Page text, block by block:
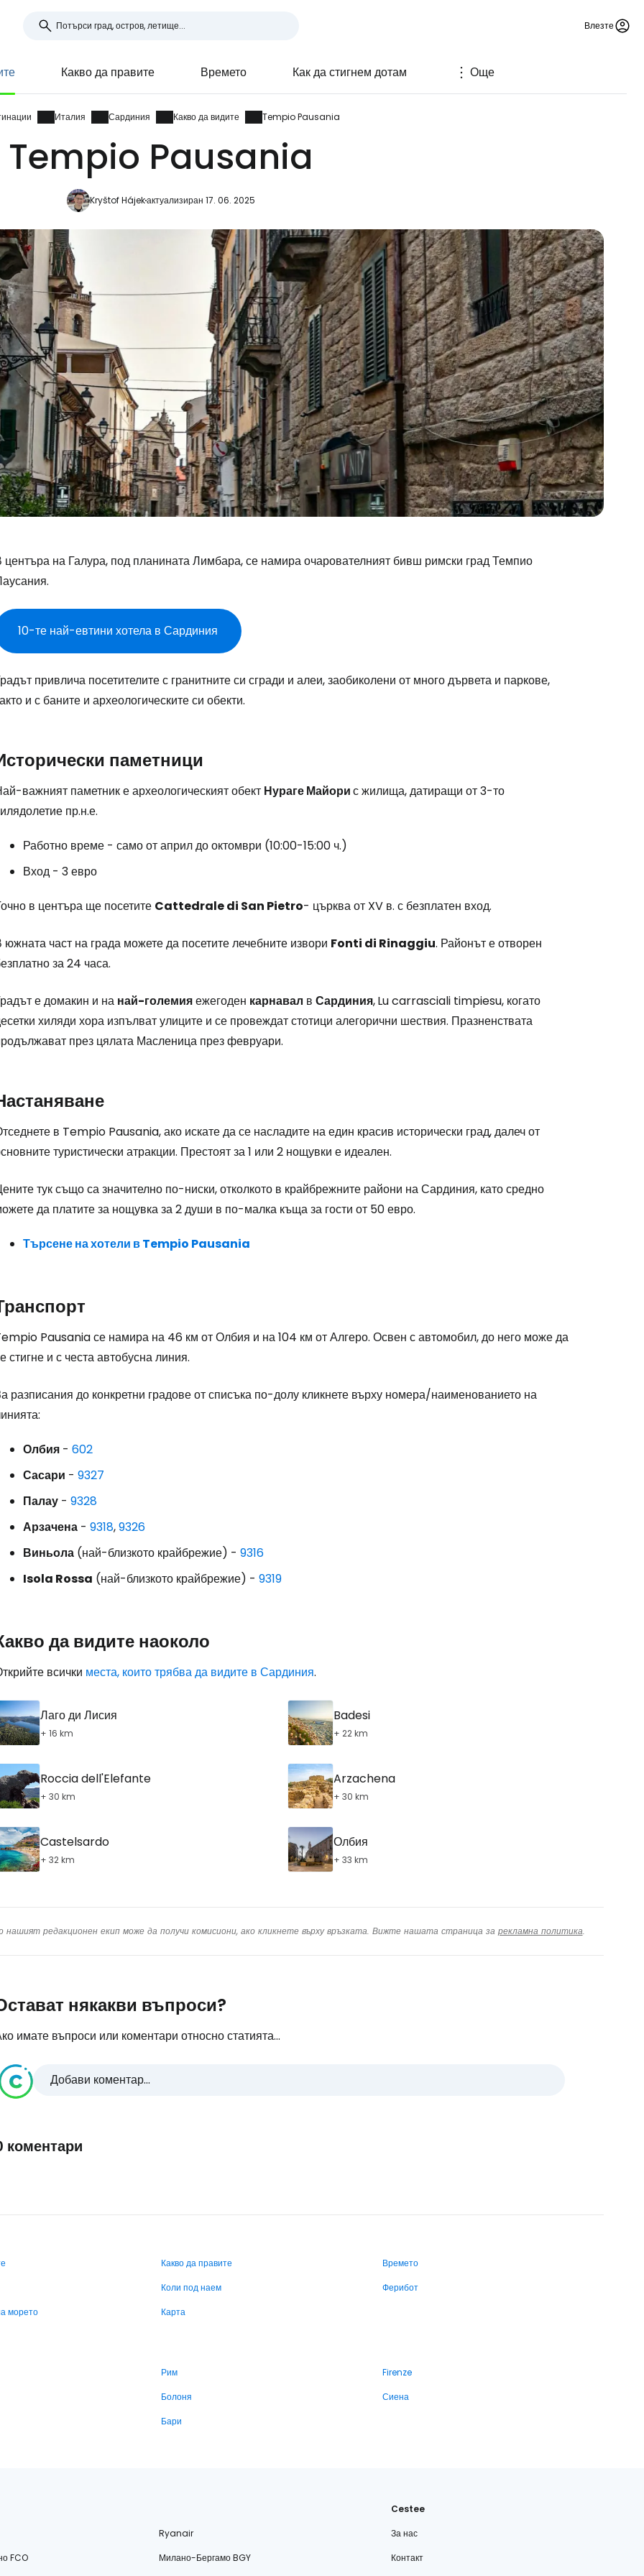
Влезте
Какво да правите Времето Как да стигнем дотам Още
Италия Сардиния Какво да видите Tempio Pausania
Tempio Pausania
Kryštof Hájekактуализиран 17. 06. 2025
центъра на Галура, под планината Лимбара, се намира очарователният бивш римски град Темпио
10-те най-евтини хотела в Сардиния
привлича посетителите с гранитните си сгради и алеи, заобиколени от много дървета и паркове,
и с баните и археологическите си обекти.
паметници
важният паметник е археологическият обект Нураге Майорис жилища, датиращи от 3-то
пр.н.е.
Работно време - само от април до октомври (10:00-15:00 ч.)
Вход - 3 евро
в центъра ще посетите Cattedrale di San Pietro- църква от XV в. с безплатен вход.
южната част на града можете да посетите лечебните извори Fonti di Rinaggiu. Районът е отворен
за 24 часа.
е домакин и на най-големияежегоден карнавал в Сардиния,Lu carrasciali timpiesu, когато
хиляди хора изпълват улиците и се провеждат стотици алегорични шествия. Празненствата
през цялата Масленица през февруари.
в Tempio Pausania, ако искате да се насладите на един красив исторически град, далеч от
туристически атракции. Престоят за 1 или 2 нощувки е идеален.
тук също са значително по-ниски, отколкото в крайбрежните райони на Сардиния, като средно
да платите за нощувка за 2 души в по-малка къща за гости от 50 евро.
Търсене на хотели в Tempio Pausania
Pausania се намира на 46 км от Олбия и на 104 км от Алгеро. Освен с автомобил, до него може да
стигне и с честа автобусна линия.
разписания до конкретни градове от списъка по-долу кликнете върху номера/наименованието на
Олбия - 602
Сасари - 9327
Палау - 9328
Арзачена - 9318,9326
Виньола (най-близкото крайбрежие) - 9316
Isola Rossa (най-близкото крайбрежие) - 9319
да видите наоколо
всички места, които трябва да видите в Сардиния.
Лаго ди Лисия
+ 16 km
Badesi
+ 22 km
Roccia dell'Elefante
+ 30 km
Arzachena
+ 30 km
Castelsardo
+ 32 km
Олбия
+ 33 km
редакционен екип може да получи комисиони, ако кликнете върху връзката. Вижте нашата страница за рекламна политика.
някакви въпроси?
имате въпроси или коментари относно статията...
Добави коментар...
коментари
Какво да правите
Времето
Коли под наем
Ферибот
морето Карта
Рим
Firenze
Болоня
Сиена
Бари
Ryanair
FCO Милано-Бергамо BGY
Cestee
За нас
Контакт
Влезте в Cestee
Продължете с Google
Продължете с имейл